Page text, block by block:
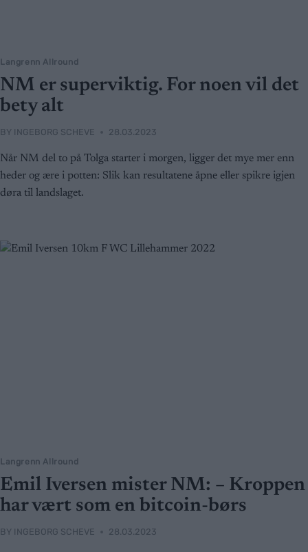
Langrenn Allround
NM er superviktig. For noen vil det
bety alt
BY INGEBORG SCHEVE 28.03.2023
Når NM del to på Tolga starter i morgen, ligger det mye mer enn
heder og ære i potten: Slik kan resultatene åpne eller spikre igjen
døra til landslaget.
Langrenn Allround
Emil Iversen mister NM: – Kroppen
har vært som en bitcoin-børs
BY INGEBORG SCHEVE 28.03.2023